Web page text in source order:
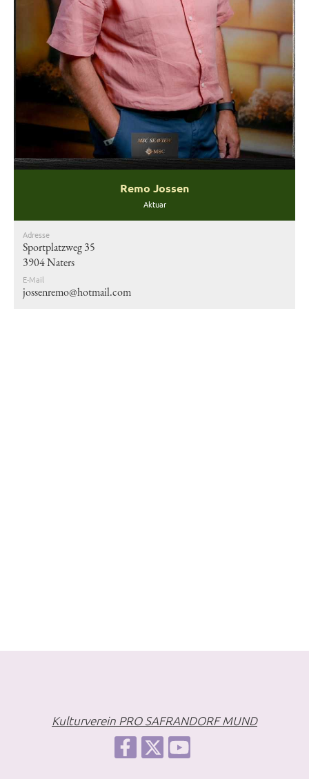
Remo Jossen
Aktuar
Adresse
Sportplatzweg 35
3904 Naters
E-Mail
jossenremo@hotmail.com
Kulturverein PRO SAFRANDORF MUND